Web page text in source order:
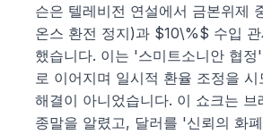
슨은 텔레비전 연설에서 금본위제
온스 환전 정지)과 $10\%$ 수입
했습니다. 이는 '스미트소니안 협정
로 이어지며 일시적 환율 조정을
해결이 아니었습니다. 이 쇼크는 브
종말을 알렸고, 달러를 '신뢰의 화